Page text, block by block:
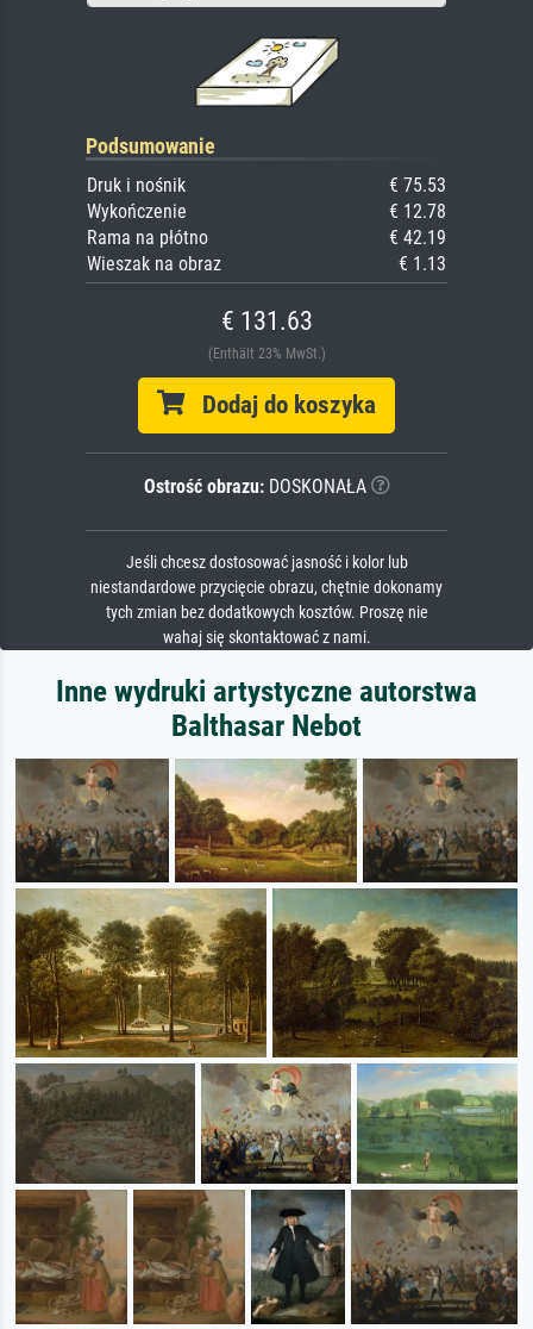
Podsumowanie
Druk i nośnik
€ 75.53
Wykończenie
€ 12.78
Rama na płótno
€ 42.19
Wieszak na obraz
€ 1.13
€ 131.63
(Enthält 23% MwSt.)
Dodaj do koszyka
Ostrość obrazu:DOSKONAŁA
Jeśli chcesz dostosować jasność i kolor lub
niestandardowe przycięcie obrazu, chętnie dokonamy
tych zmian bez dodatkowych kosztów. Proszę nie
wahaj się skontaktować z nami.
Inne wydruki artystyczne autorstwa
Balthasar Nebot